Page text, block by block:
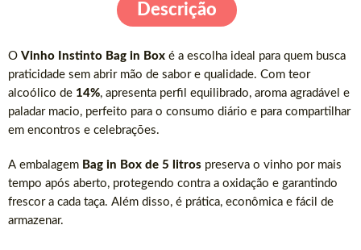
Descrição
O Vinho Instinto Bag in Box é a escolha ideal para quem busca
praticidade sem abrir mão de sabor e qualidade. Com teor
alcoólico de 14%, apresenta perfil equilibrado, aroma agradável e
paladar macio, perfeito para o consumo diário e para compartilhar
em encontros e celebrações.
A embalagem Bag in Box de 5 litros preserva o vinho por mais
tempo após aberto, protegendo contra a oxidação e garantindo
frescor a cada taça. Além disso, é prática, econômica e fácil de
armazenar.